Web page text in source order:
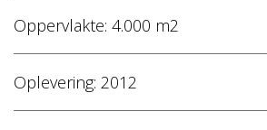
Oppervlakte: 4.000 m2
Oplevering: 2012